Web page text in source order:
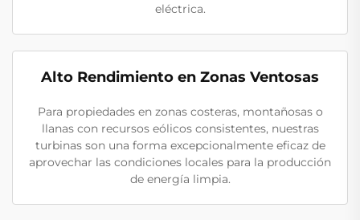
eléctrica.
Alto Rendimiento en Zonas Ventosas
Para propiedades en zonas costeras, montañosas o
llanas con recursos eólicos consistentes, nuestras
turbinas son una forma excepcionalmente eficaz de
aprovechar las condiciones locales para la producción
de energía limpia.